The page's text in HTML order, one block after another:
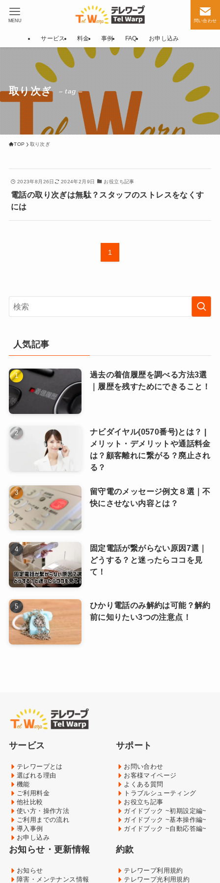
問い合わせ
MENU
サービス 料金 事例 FAQ お申し込み
取り次ぎ – tag –
TOP 取り次ぎ
2023年8月26日 2024年2月9日 お役立ち記事
電話の取り次ぎは無駄？スタッフのストレスをなくす
には
1
人気記事
過去の着信履歴を調べる方法3選
｜履歴を残すためにできること！
ナビダイヤル(0570番号)とは？ |
メリット・デメリットや通話料金
は？顧客離れに繋がる？廃止され
る？
留守電のメッセージ例文８選｜不
快にさせない内容とは？
固定電話が繋がらない原因7選｜
どうする？と迷ったらココを見
て！
ひかり電話のみ解約は可能？解約
前に知りたい3つの注意点！
サービス
テレワープとは
選ばれる理由
機能
ご利用料金
他社比較
使い方・操作方法
ご利用までの流れ
導入事例
お申し込み
サポート
お問い合わせ
お客様マイページ
よくある質問
トラブルシューティング
お役立ち記事
ガイドブック ~初期設定編~
ガイドブック ~基本操作編~
ガイドブック ~自動応答編~
お知らせ・更新情報
お知らせ
障害・メンテナンス情報
約款
テレワープ利用規約
テレワープ光利用規約